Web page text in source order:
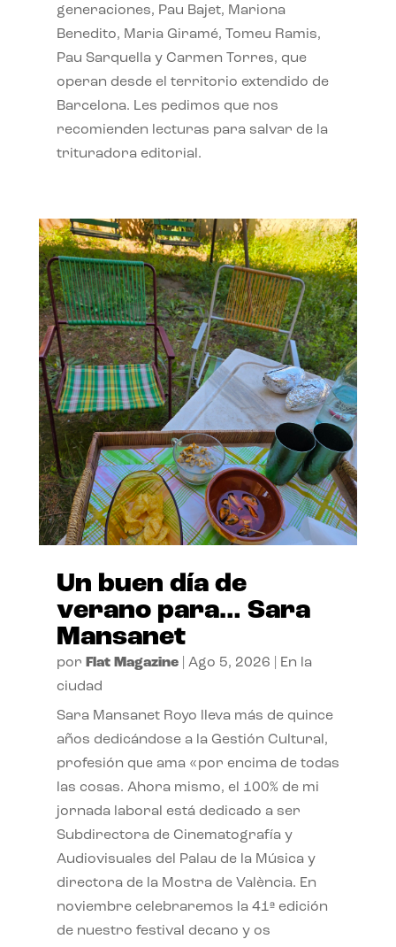
generaciones, Pau Bajet, Mariona
Benedito, Maria Giramé, Tomeu Ramis,
Pau Sarquella y Carmen Torres, que
operan desde el territorio extendido de
Barcelona. Les pedimos que nos
recomienden lecturas para salvar de la
trituradora editorial.
Un buen día de
verano para… Sara
Mansanet
por Flat Magazine| Ago 5, 2026
En la
ciudad
Sara Mansanet Royo lleva más de quince
años dedicándose a la Gestión Cultural,
profesión que ama «por encima de todas
las cosas. Ahora mismo, el 100% de mi
jornada laboral está dedicado a ser
Subdirectora de Cinematografía y
Audiovisuales del Palau de la Música y
directora de la Mostra de València. En
noviembre celebraremos la 41ª edición
de nuestro festival decano y os